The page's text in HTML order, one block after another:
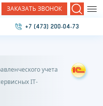
ЗАКАЗАТЬ ЗВОНОК Поиск
+7 (473) 200‐04‐73
учета
IT-